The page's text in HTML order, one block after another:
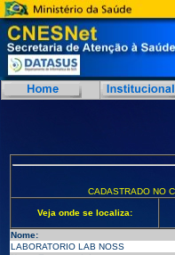
CADASTRADO NO
Veja onde se localiza:
Nome:
LABORATORIO LAB NOSS